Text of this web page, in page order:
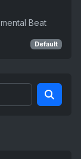
Beat
Default